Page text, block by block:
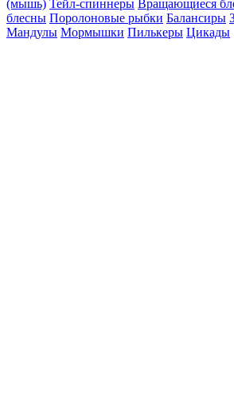
(мышь) Тейл-спиннеры Вращающиеся
блесны Поролоновые рыбки Балансиры
Мандулы Мормышки Пилькеры Цикады